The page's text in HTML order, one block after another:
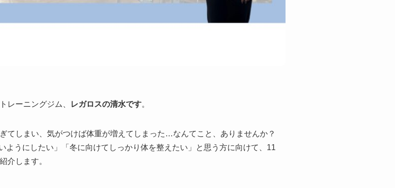
レーニングジム、 レガロスの清水です。
てしまい、気がつけば体重が増えてしまった…なんてこと、ありませんか？
うにしたい」「冬に向けてしっかり体を整えたい」と思う方に向けて、11
介します。